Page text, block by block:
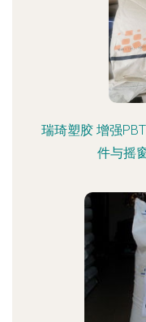
瑞琦塑胶 增强
件与摇